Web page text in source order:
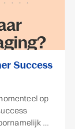
Success
op
...